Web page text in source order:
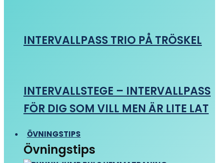
INTERVALLPASS TRIO PÅ TRÖSKEL
INTERVALLSTEGE – INTERVALLPASS
FÖR DIG SOM VILL MEN ÄR LITE LAT
ÖVNINGSTIPS
Övningstips